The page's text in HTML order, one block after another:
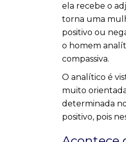
ela recebe o
torna uma
positivo ou
o homem
compassiva.
O analítico é
muito
determinada
positivo, pois